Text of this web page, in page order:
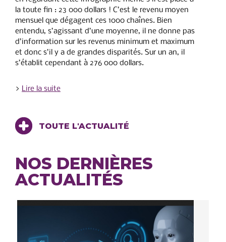
la toute fin : 23 000 dollars ! C’est le revenu moyen
mensuel que dégagent ces 1000 chaînes. Bien
entendu, s’agissant d’une moyenne, il ne donne pas
d’information sur les revenus minimum et maximum
et donc s’il y a de grandes disparités. Sur un an, il
s’établit cependant à 276 000 dollars.
> Lire la suite
TOUTE L'ACTUALITÉ
NOS DERNIÈRES
ACTUALITÉS